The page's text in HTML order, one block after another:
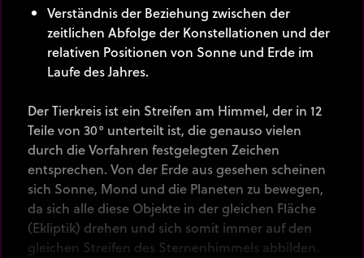
Verständnis der Beziehung zwischen der
zeitlichen Abfolge der Konstellationen und der
relativen Positionen von Sonne und Erde im
Laufe des Jahres.
Der Tierkreis ist ein Streifen am Himmel, der in 12
Teile von 30° unterteilt ist, die genauso vielen
durch die Vorfahren festgelegten Zeichen
entsprechen. Von der Erde aus gesehen scheinen
sich Sonne, Mond und die Planeten zu bewegen,
da sich alle diese Objekte in der gleichen Fläche
(Ekliptik) drehen und sich somit immer auf den
gleichen Streifen des Sternenhimmels abbilden.